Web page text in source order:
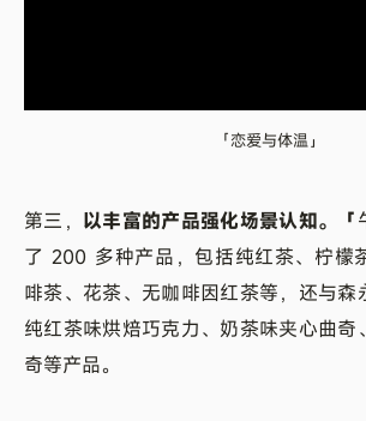
「恋爱与体温」
第三， 以丰富的产品强化场景认知。「
了 200 多种产品，包括纯红茶、柠檬
啡茶、花茶、无咖啡因红茶等，还与森
纯红茶味烘焙巧克力、奶茶味夹心曲奇
奇等产品。